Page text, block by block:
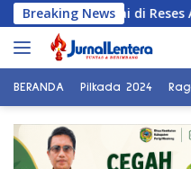
Langsung
ke
konten
Breaking News
di Reses Anggota
BERANDA Pilkada 2024